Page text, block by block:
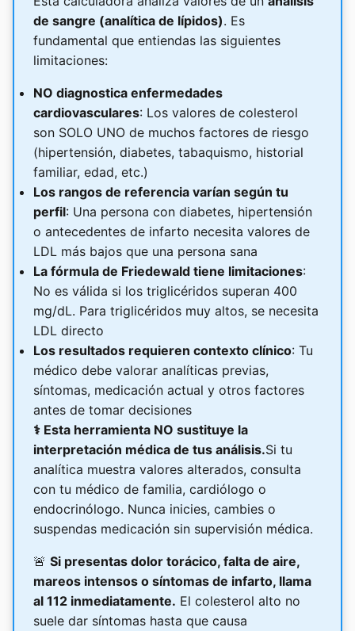
de sangre (analítica de lípidos). Es
fundamental que entiendas las siguientes
limitaciones:
NO diagnostica enfermedades
cardiovasculares: Los valores de colesterol
son SOLO UNO de muchos factores de riesgo
(hipertensión, diabetes, tabaquismo, historial
familiar, edad, etc.)
Los rangos de referencia varían según tu
perfil: Una persona con diabetes, hipertensión
o antecedentes de infarto necesita valores de
LDL más bajos que una persona sana
La fórmula de Friedewald tiene limitaciones:
No es válida si los triglicéridos superan 400
mg/dL. Para triglicéridos muy altos, se necesita
LDL directo
Los resultados requieren contexto clínico: Tu
médico debe valorar analíticas previas,
síntomas, medicación actual y otros factores
antes de tomar decisiones
⚕️ Esta herramienta NO sustituye la
interpretación médica de tus análisis.Si tu
analítica muestra valores alterados, consulta
con tu médico de familia, cardiólogo o
endocrinólogo. Nunca inicies, cambies o
suspendas medicación sin supervisión médica.
🚨 Si presentas dolor torácico, falta de aire,
mareos intensos o síntomas de infarto, llama
al 112 inmediatamente. El colesterol alto no
suele dar síntomas hasta que causa